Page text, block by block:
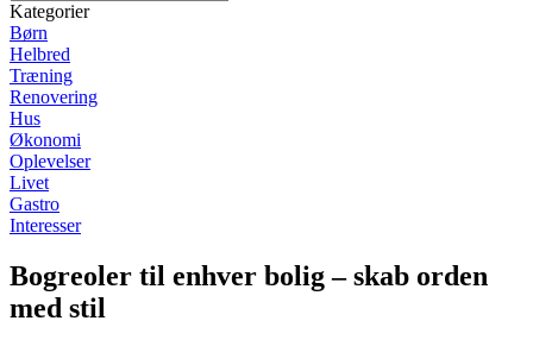
Kategorier
Børn
Helbred
Træning
Renovering
Hus
Økonomi
Oplevelser
Livet
Gastro
Interesser
Bogreoler til enhver bolig – skab orden
med stil